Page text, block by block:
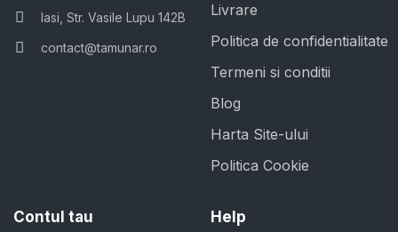
Iasi, Str. Vasile Lupu 142B
contact@tamunar.ro
Livrare
Politica de confidentialitate
Termeni si conditii
Blog
Harta Site-ului
Politica Cookie
Contul tau
Help